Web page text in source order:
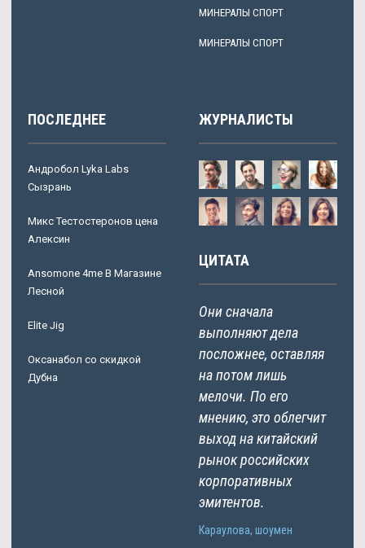
МИНЕРАЛЫ СПОРТ
МИНЕРАЛЫ СПОРТ
ПОСЛЕДНЕЕ
Андробол Lyka Labs
Сызрань
Микс Тестостеронов цена
Алексин
Ansomone 4me В Магазине
Лесной
Elite Jig
Оксанабол со скидкой
Дубна
ЖУРНАЛИСТЫ
ЦИТАТА
Они сначала
выполняют дела
посложнее, оставляя
на потом лишь
мелочи. По его
мнению, это облегчит
выход на китайский
рынок российских
корпоративных
эмитентов.
Караулова, шоумен